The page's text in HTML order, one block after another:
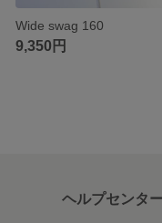
Wide swag 160
9,350円
ヘルプセンター